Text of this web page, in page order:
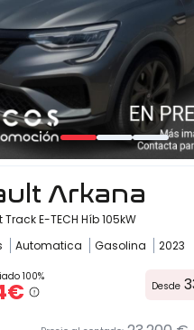
Arkana
Track E-TECH Híb 105kW
Automatica Gasolina 2023
100%
Desde